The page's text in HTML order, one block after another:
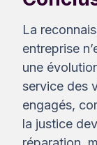
La
entreprise
une
service des
engagés,
la justice